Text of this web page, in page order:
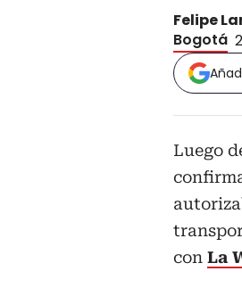
Felipe
Bogotá
Luego
con La